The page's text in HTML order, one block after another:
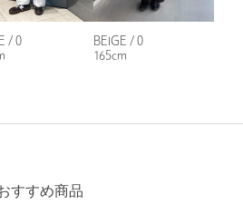
商品詳細
品
商品 裾上げについて
ス | シャツ / ブラウス
/ 0
BEIGE / 0
165cm
すすめ商品